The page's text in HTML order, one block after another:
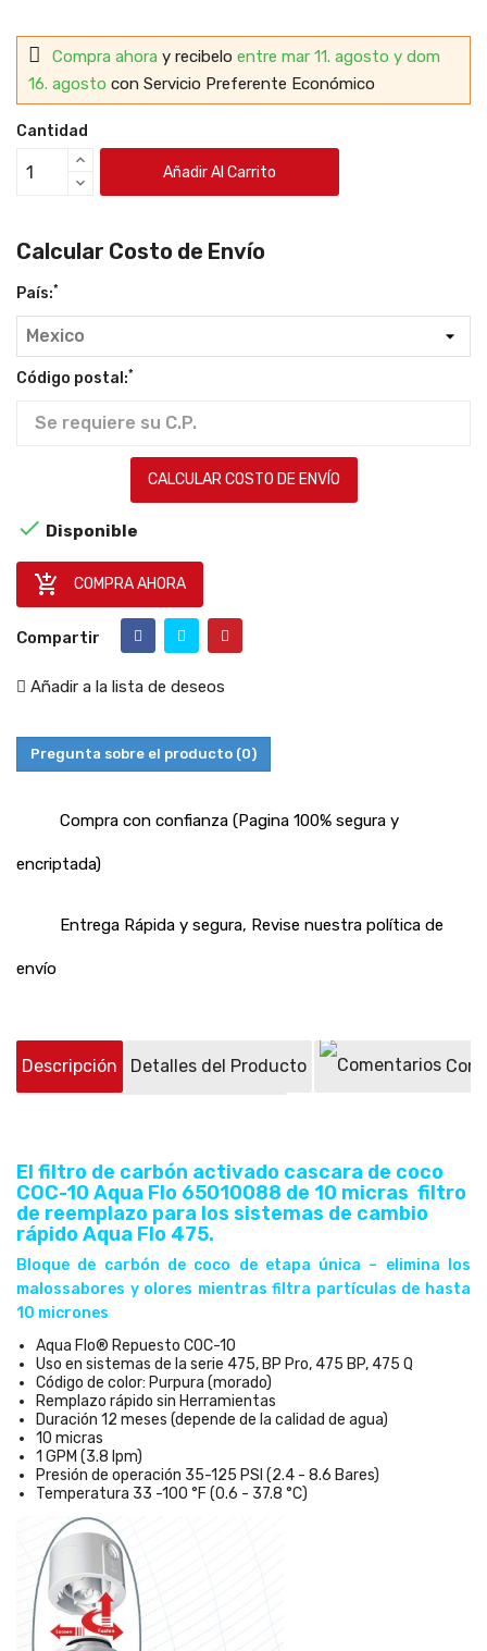
Compra ahora y recibelo entre mar 11. agosto y dom
16. agosto con Servicio Preferente Económico
Cantidad
Añadir Al Carrito
Calcular Costo de Envío
País:*
Código postal:*
CALCULAR COSTO DE ENVÍO
 Disponible
 COMPRA AHORA
Compartir
Añadir a la lista de deseos
Pregunta sobre el producto (0)
Compra con confianza (Pagina 100% segura y
encriptada)
Entrega Rápida y segura, Revise nuestra política de
envío
Descripción Detalles del Producto
El filtro de carbón activado cascara de coco
COC-10 Aqua Flo 65010088 de 10 micras filtro
de reemplazo para los sistemas de cambio
rápido Aqua Flo 475.
Bloque de carbón de coco de etapa única – elimina los
malossabores y olores mientras filtra partículas de hasta
10 micrones
Aqua Flo® Repuesto COC-10
Uso en sistemas de la serie 475, BP Pro, 475 BP, 475 Q
Código de color: Purpura (morado)
Remplazo rápido sin Herramientas
Duración 12 meses (depende de la calidad de agua)
10 micras
1 GPM (3.8 lpm)
Presión de operación 35-125 PSI (2.4 - 8.6 Bares)
Temperatura 33 -100 °F (0.6 - 37.8 °C)